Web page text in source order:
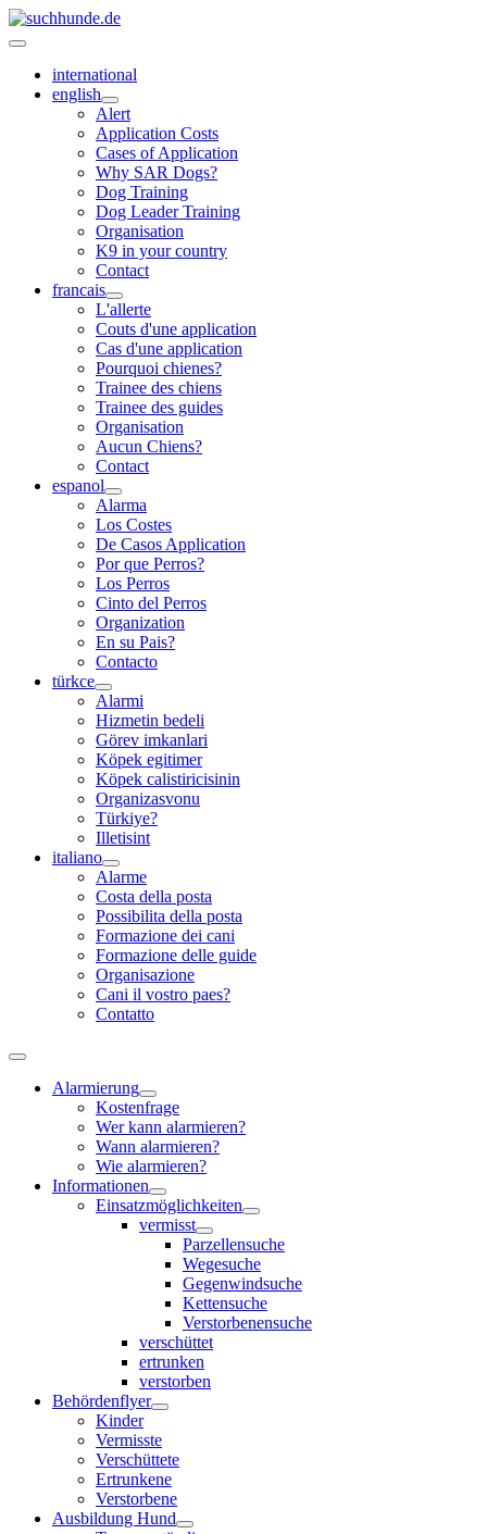
international
english
Alert
Application Costs
Cases of Application
Why SAR Dogs?
Dog Training
Dog Leader Training
Organisation
K9 in your country
Contact
francais
L'allerte
Couts d'une application
Cas d'une application
Pourquoi chienes?
Trainee des chiens
Trainee des guides
Organisation
Aucun Chiens?
Contact
espanol
Alarma
Los Costes
De Casos Application
Por que Perros?
Los Perros
Cinto del Perros
Organization
En su Pais?
Contacto
türkce
Alarmi
Hizmetin bedeli
Görev imkanlari
Köpek egitimer
Köpek calistiricisinin
Organizasvonu
Türkiye?
Illetisint
italiano
Alarme
Costa della posta
Possibilita della posta
Formazione dei cani
Formazione delle guide
Organisazione
Cani il vostro paes?
Contatto
Alarmierung
Kostenfrage
Wer kann alarmieren?
Wann alarmieren?
Wie alarmieren?
Informationen
Einsatzmöglichkeiten
vermisst
Parzellensuche
Wegesuche
Gegenwindsuche
Kettensuche
Verstorbenensuche
verschüttet
ertrunken
verstorben
Behördenflyer
Kinder
Vermisste
Verschüttete
Ertrunkene
Verstorbene
Ausbildung Hund